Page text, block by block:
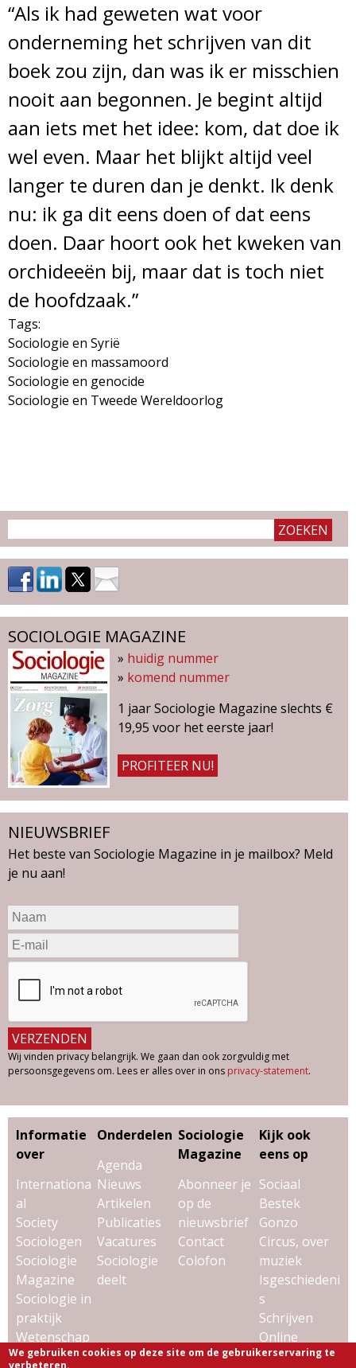
“Als ik had geweten wat voor
onderneming het schrijven van dit
boek zou zijn, dan was ik er misschien
nooit aan begonnen. Je begint altijd
aan iets met het idee: kom, dat doe ik
wel even. Maar het blijkt altijd veel
langer te duren dan je denkt. Ik denk
nu: ik ga dit eens doen of dat eens
doen. Daar hoort ook het kweken van
orchideeën bij, maar dat is toch niet
de hoofdzaak.”
Tags:
Sociologie en Syrië
Sociologie en massamoord
Sociologie en genocide
Sociologie en Tweede Wereldoorlog
SOCIOLOGIE MAGAZINE
» huidig nummer
» komend nummer
1 jaar Sociologie Magazine slechts €
19,95 voor het eerste jaar!
PROFITEER NU!
NIEUWSBRIEF
Het beste van Sociologie Magazine in je mailbox? Meld
je nu aan!
Wij vinden privacy belangrijk. We gaan dan ook zorgvuldig met
persoonsgegevens om. Lees er alles over in ons privacy-statement.
Informatie
over
Internationa
al
Society
Sociologen
Sociologie
Magazine
Sociologie in
praktijk
Wetenschap
& sociologie
Onderdelen
Agenda
Nieuws
Artikelen
Publicaties
Vacatures
Sociologie
deelt
Sociologie
Magazine
Abonneer je
op de
nieuwsbrief
Contact
Colofon
Kijk ook
eens op
Sociaal
Bestek
Gonzo
Circus, over
muziek
Isgeschiedeni
s
Schrijven
Online
Uitgeverij
We gebruiken cookies op deze site om de gebruikerservaring te
verbeteren.